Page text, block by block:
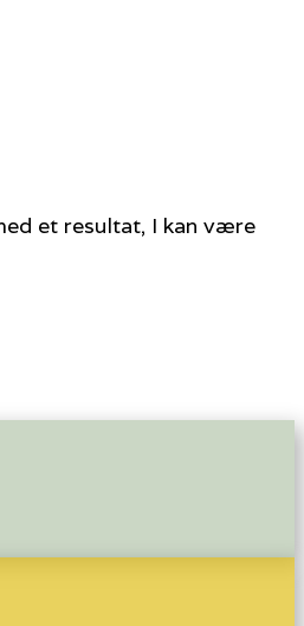
et resultat, I kan være